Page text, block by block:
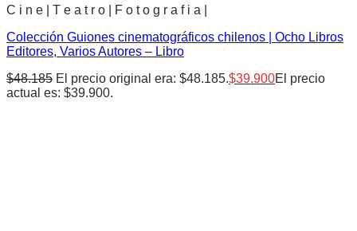
C i n e | T e a t r o | F o t o g r a f i a |
Colección Guiones cinematográficos chilenos | Ocho Libros
Editores, Varios Autores – Libro
$48.185 El precio original era: $48.185.$39.900El precio
actual es: $39.900.